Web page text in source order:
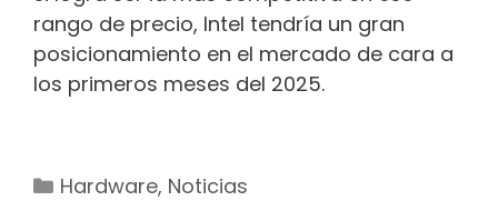
rango de precio, Intel tendría un gran
posicionamiento en el mercado de cara a
los primeros meses del 2025.
Categorías
Hardware, Noticias